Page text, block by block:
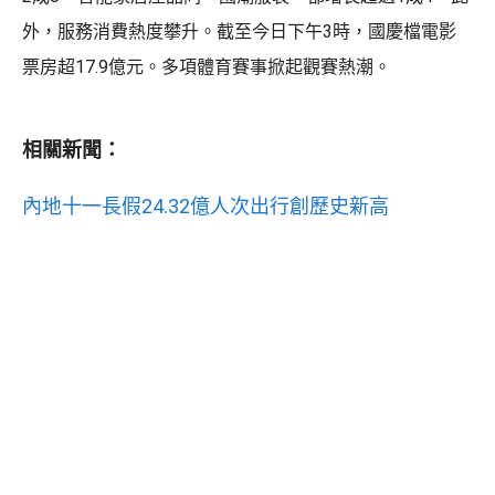
外，服務消費熱度攀升。截至今日下午3時，國慶檔電影
票房超17.9億元。多項體育賽事掀起觀賽熱潮。
相關新聞：
內地十一長假24.32億人次出行創歷史新高